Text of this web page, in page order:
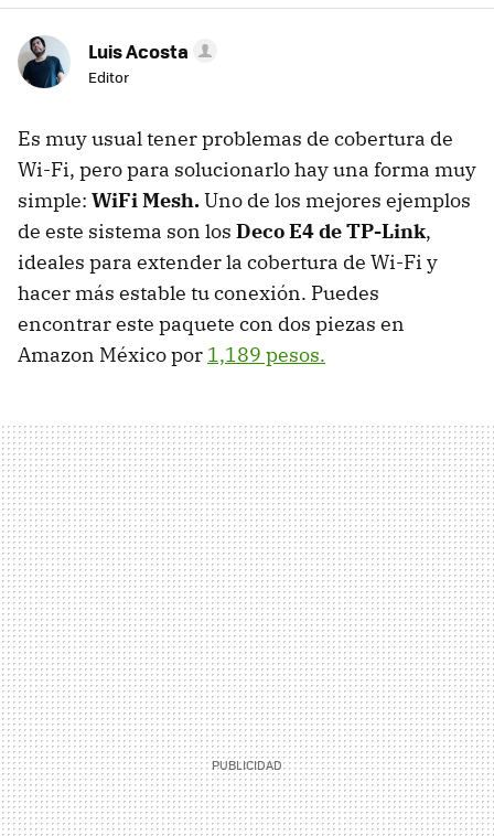
Luis Acosta
Editor
Es muy usual tener problemas de cobertura de
Wi-Fi, pero para solucionarlo hay una forma muy
simple: WiFi Mesh.Uno de los mejores ejemplos
de este sistema son los Deco E4 de TP-Link,
ideales para extender la cobertura de Wi-Fi y
hacer más estable tu conexión. Puedes
encontrar este paquete con dos piezas en
Amazon México por 1,189 pesos.